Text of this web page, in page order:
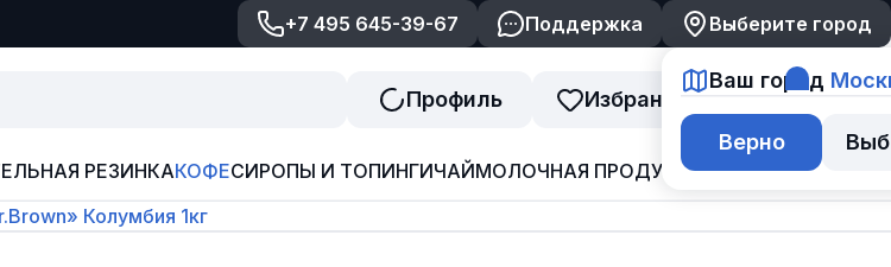
+7 495 645-39-67 Поддержка Выберите город
Ваш город
Верно
Профиль Избранное Корзина
РЕЗИНКАКОФЕСИРОПЫ И ТОПИНГИЧАЙМОЛОЧНАЯ ПРОДУКЦИЯДЖЕМ И
Колумбия 1кг